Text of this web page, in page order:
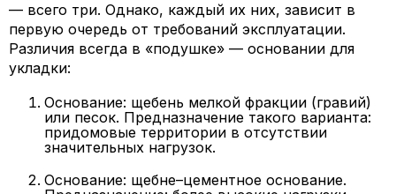
— всего три. Однако, каждый их них, зависит в
первую очередь от требований эксплуатации.
Различия всегда в «подушке» — основании для
укладки:
Основание: щебень мелкой фракции (гравий)
или песок. Предназначение такого варианта:
придомовые территории в отсутствии
значительных нагрузок.
Основание: щебне–цементное основание.